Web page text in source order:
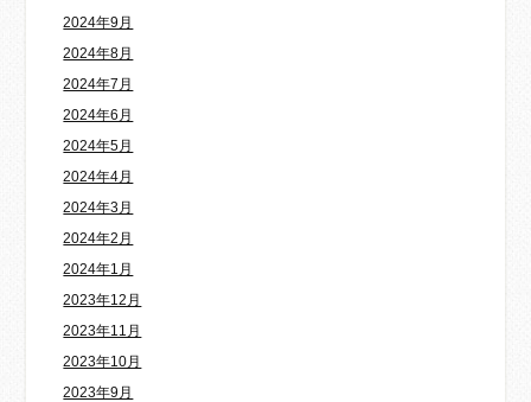
2024年9月
2024年8月
2024年7月
2024年6月
2024年5月
2024年4月
2024年3月
2024年2月
2024年1月
2023年12月
2023年11月
2023年10月
2023年9月